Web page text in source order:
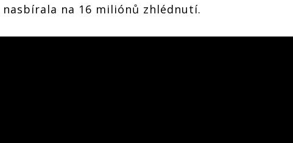
na 16 miliónů zhlédnutí.